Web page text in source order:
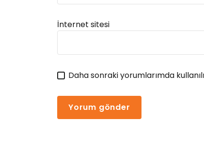
İnternet sitesi
Daha sonraki yorumlarımda